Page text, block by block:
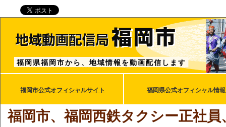
福岡県福岡市から、地域情報を動画配信します
福岡市公式オフィシャルサイト 福岡県公式オフィシャル情報
福岡市、福岡西鉄タクシー正社